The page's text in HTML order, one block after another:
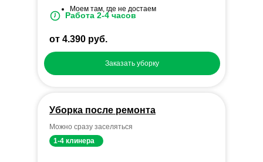
Можно сразу заселяться
Уборка после ремонта
1-4 клинера
Моем там, где не достаем
от 4.390 руб.
Работа 2-4 часов
Заказать уборку